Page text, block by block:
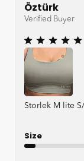
Öztürk
Verified Buyer
Storlek M lite
Size